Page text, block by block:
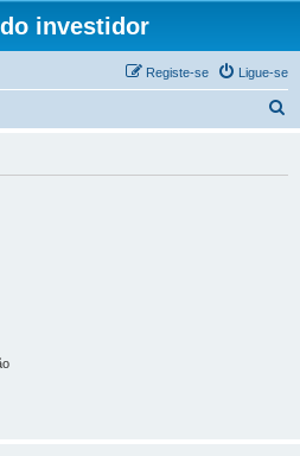
investidor
Ligue-se
Registe-se